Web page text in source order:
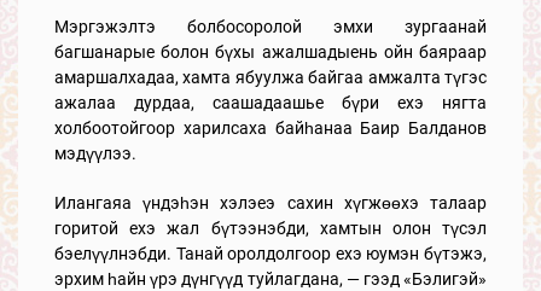
Мэргэжэлтэ болбосоролой эмхи зургаанай
багшанарые болон бүхы ажалшадыень ойн баяраар
амаршалхадаа, хамта ябуулжа байгаа амжалта түгэс
ажалаа дурдаа, саашадаашье бүри ехэ нягта
холбоотойгоор харилсаха байһанаа Баир Балданов
мэдүүлээ.
Илангаяа үндэһэн хэлэеэ сахин хүгжөөхэ талаар
горитой ехэ жал бүтээнэбди, хамтын олон түсэл
бэелүүлнэбди. Танай оролдолгоор ехэ юумэн бүтэжэ,
эрхим һайн үрэ дүнгүүд туйлагдана, — гээд «Бэлигэй»